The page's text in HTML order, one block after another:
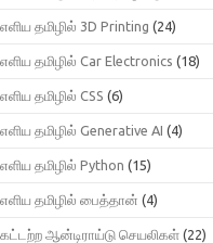
எளிய தமிழில் 3D Printing (24)
எளிய தமிழில் Car Electronics (18)
எளிய தமிழில் CSS (6)
எளிய தமிழில் Generative AI (4)
எளிய தமிழில் Python (15)
எளிய தமிழில் பைத்தான் (4)
கட்டற்ற ஆன்டிராய்டு செயலிகள் (22)